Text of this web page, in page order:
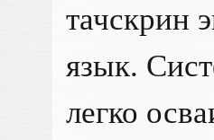
тачскрин
язык.
легко